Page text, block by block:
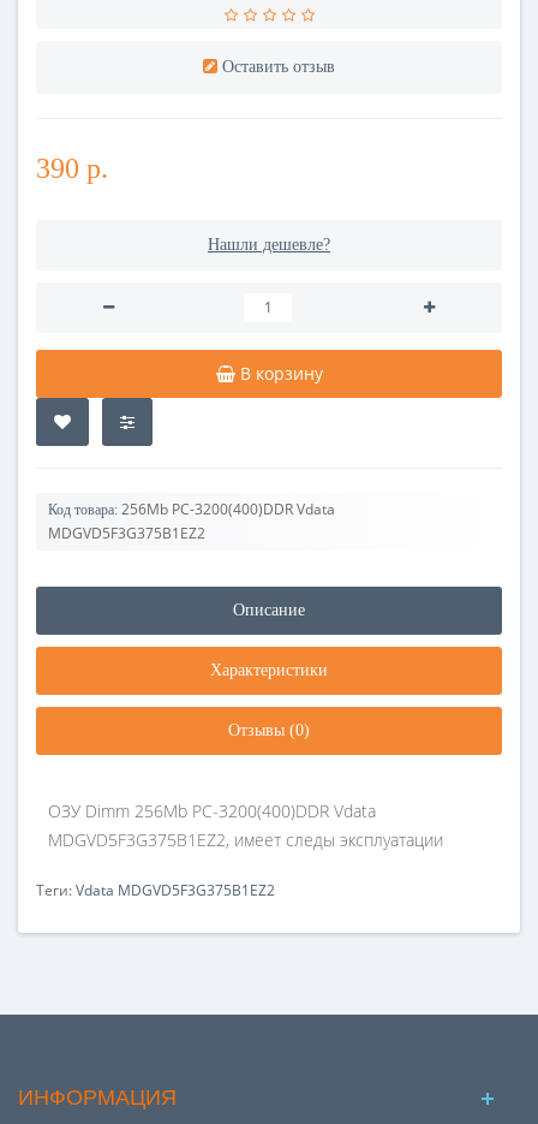
Оставить отзыв
390 р.
Нашли дешевле?
В корзину
Код товара: 256Mb PC-3200(400)DDR Vdata
MDGVD5F3G375B1EZ2
Описание
Характеристики
Отзывы (0)
ОЗУ Dimm 256Mb PC-3200(400)DDR Vdata
MDGVD5F3G375B1EZ2, имеет следы эксплуатации
Теги:Vdata MDGVD5F3G375B1EZ2
ИНФОРМАЦИЯ